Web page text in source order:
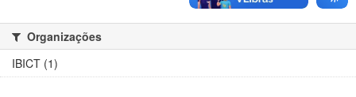
Organizações
IBICT (1)